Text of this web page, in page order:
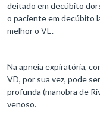
deitado em decúbito
o paciente em decúbito
melhor o VE.
Na apneia expiratória,
VD, por sua vez, pode
profunda (manobra de
venoso.